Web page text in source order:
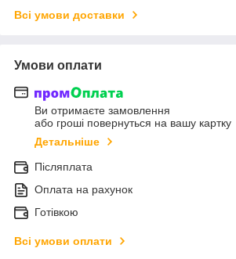
Всі умови доставки
Умови оплати
Ви отримаєте замовлення
або гроші повернуться на вашу картку
Детальніше
Післяплата
Оплата на рахунок
Готівкою
Всі умови оплати